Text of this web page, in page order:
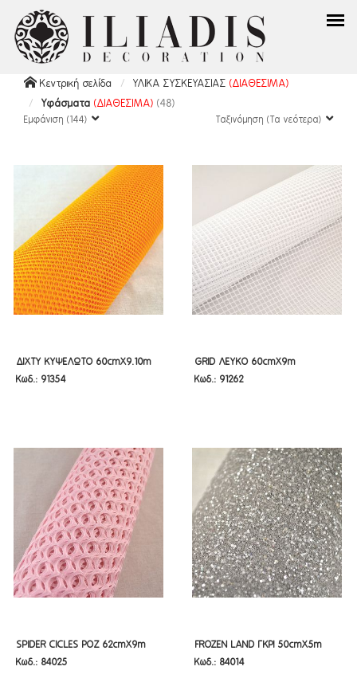
Κεντρική σελίδα ΥΛΙΚΑ ΣΥΣΚΕΥΑΣΙΑΣ (ΔΙΑΘΕΣΙΜΑ)
Υφάσματα (ΔΙΑΘΕΣΙΜΑ) (48)
Εμφάνιση (144) Ταξινόμηση (Τα νεότερα)
ΔΙΧΤΥ ΚΥΨΕΛΩΤΟ 60CMX9.10M
ΚΙΤΡΙΝΟ
ΔΙΧΤΥ ΚΥΨΕΛΩΤΟ 60cmX9.10m
ΚΙΤΡΙΝΟ
Κωδ.: 91354
GRID ΛΕΥΚΟ 60CMX9M
GRID ΛΕΥΚΟ 60cmX9m
Κωδ.: 91262
SPIDER CICLES ΡΟΖ 62CMX9M
SPIDER CICLES ΡΟΖ 62cmX9m
Κωδ.: 84025
FROZEN LAND ΓΚΡΙ 50CMX5M
FROZEN LAND ΓΚΡΙ 50cmX5m
Κωδ.: 84014